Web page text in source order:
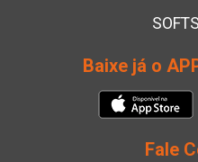
Baixe já o
Fale